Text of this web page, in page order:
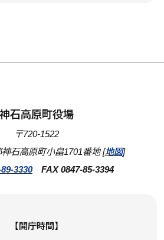
神石高原町役場
〒720-1522
石高原町小畠1701番地 [地図]
3330FAX 0847-85-3394
【開庁時間】